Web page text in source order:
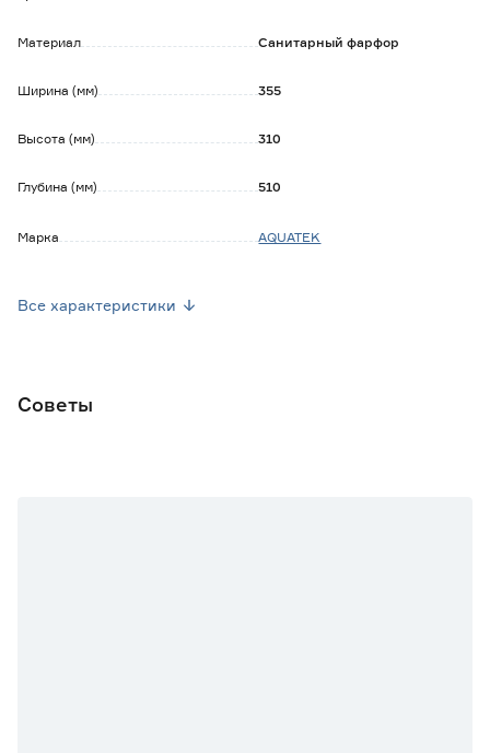
Материал Санитарный фарфор
Ширина (мм) 355
Высота (мм) 310
Глубина (мм) 510
Марка AQUATEK
Все характеристики
Советы